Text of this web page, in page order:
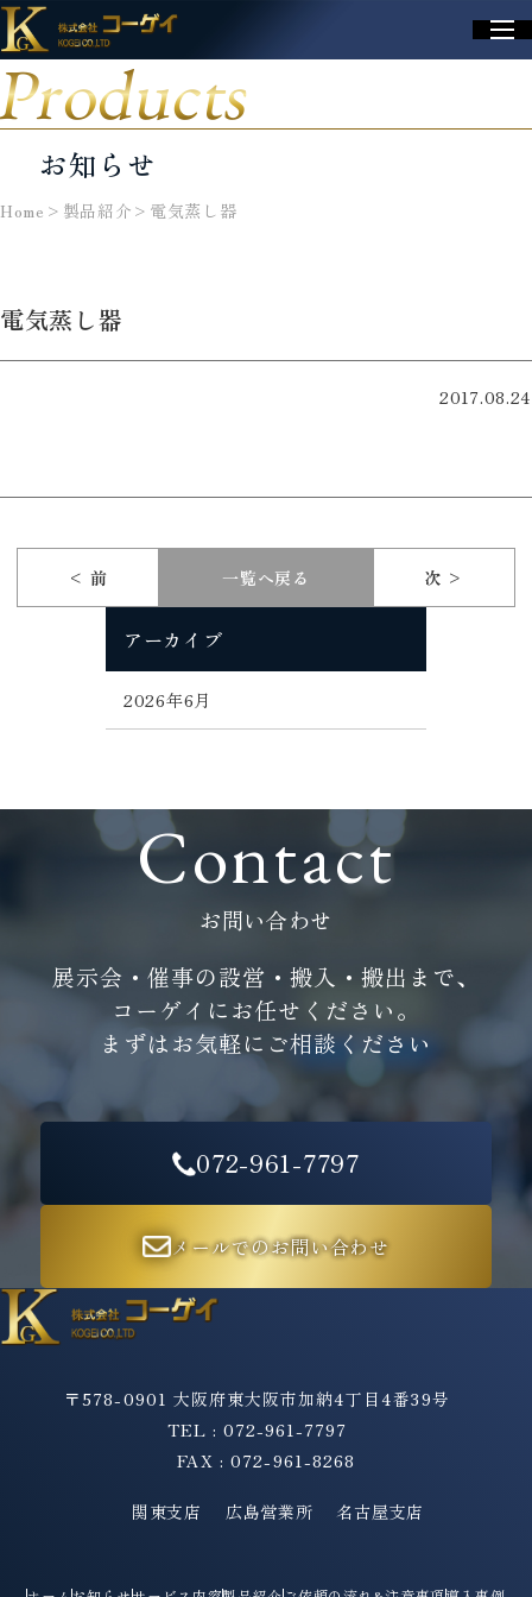
お知らせ
Home > 製品紹介 > 電気蒸し器
電気蒸し器
2017.08.24
< 前 一覧へ戻る 次 >
アーカイブ
2026年6月
Contact
お問い合わせ
展示会・催事の設営・搬入・搬出まで、
コーゲイにお任せください。
まずはお気軽にご相談ください
072-961-7797
メールでのお問い合わせ
〒578-0901 大阪府東大阪市加納4丁目4番39号
TEL : 072-961-7797
FAX : 072-961-8268
関東支店 広島営業所 名古屋支店